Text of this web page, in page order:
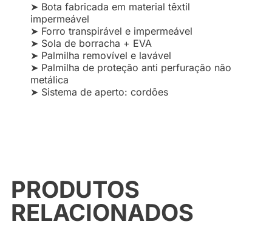
➤ Bota fabricada em material têxtil
impermeável
➤ Forro transpirável e impermeável
➤ Sola de borracha + EVA
➤ Palmilha removível e lavável
➤ Palmilha de proteção anti perfuração não
metálica
➤ Sistema de aperto: cordões
PRODUTOS
RELACIONADOS